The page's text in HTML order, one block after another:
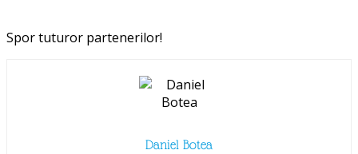
Spor tuturor partenerilor!
Daniel Botea